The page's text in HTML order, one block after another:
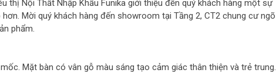
Nội Thất Nhập Khẩu Funika giới thiệu đến quý khách hàng một sự
Mời quý khách hàng đến showroom tại Tầng 2, CT2 chung cư ngõ
phẩm.
Mặt bàn có vân gỗ màu sáng tạo cảm giác thân thiện và trẻ trung.